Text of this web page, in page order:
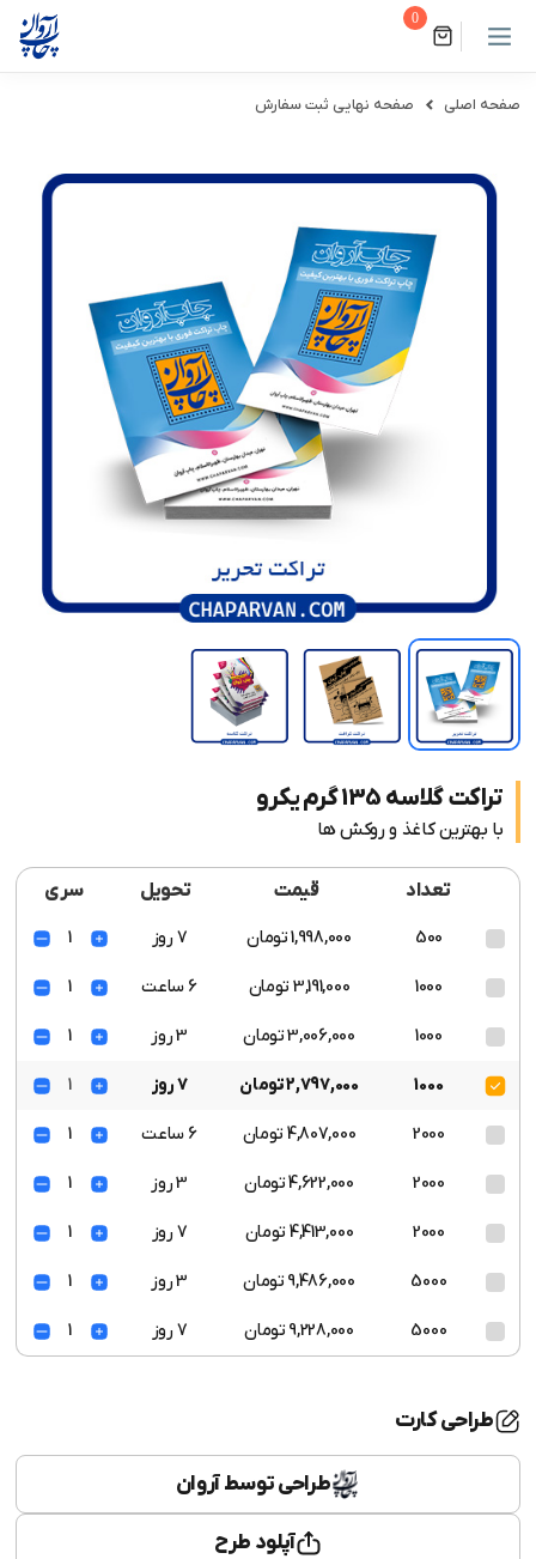
0
صفحه اصلی صفحه نهایی ثبت سفارش
تراکت گلاسه 135 گرم یکرو
با بهترین کاغذ و روکش ها
تعداد قیمت تحویل سری
500 1,998,000 تومان 7 روز 1
1000 3,191,000 تومان 6 ساعت 1
1000 3,006,000 تومان 3 روز 1
1000 2,797,000 تومان 7 روز 1
2000 4,807,000 تومان 6 ساعت 1
2000 4,622,000 تومان 3 روز 1
2000 4,413,000 تومان 7 روز 1
5000 9,486,000 تومان 3 روز 1
5000 9,228,000 تومان 7 روز 1
طراحی کارت
طراحی توسط آروان
آپلود طرح